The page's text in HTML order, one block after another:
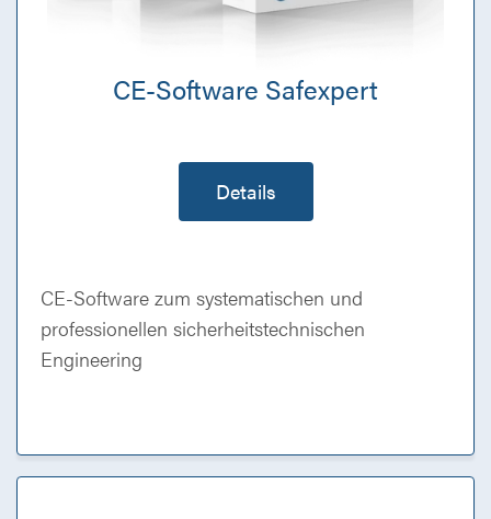
CE-Software Safexpert
Details
CE-Software zum systematischen und
professionellen sicherheitstechnischen
Engineering